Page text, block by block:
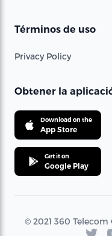
Términos de uso
Privacy Policy
Obtener la
Download on the
App Store
Get it on
Google Play
© 2021 360